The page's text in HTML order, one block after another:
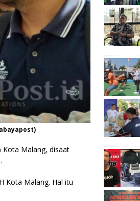
Kota Malang, disaat
Kota Malang. Hal itu